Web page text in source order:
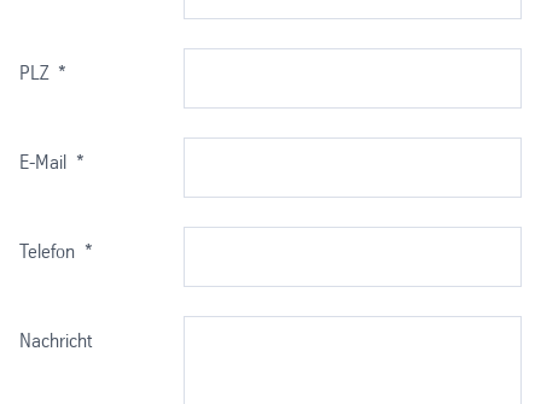
PLZ *
E-Mail *
Telefon *
Nachricht